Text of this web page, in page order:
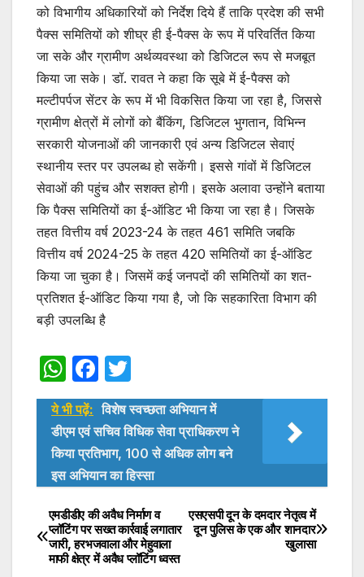
को विभागीय अधिकारियों को निर्देश दिये हैं ताकि प्रदेश की सभी
पैक्स समितियों को शीघ्र ही ई-पैक्स के रूप में परिवर्तित किया
जा सके और ग्रामीण अर्थव्यवस्था को डिजिटल रूप से मजबूत
किया जा सके। डॉ. रावत ने कहा कि सूबे में ई-पैक्स को
मल्टीपर्पज सेंटर के रूप में भी विकसित किया जा रहा है, जिससे
ग्रामीण क्षेत्रों में लोगों को बैंकिंग, डिजिटल भुगतान, विभिन्न
सरकारी योजनाओं की जानकारी एवं अन्य डिजिटल सेवाएं
स्थानीय स्तर पर उपलब्ध हो सकेंगी। इससे गांवों में डिजिटल
सेवाओं की पहुंच और सशक्त होगी। इसके अलावा उन्होंने बताया
कि पैक्स समितियों का ई-ऑडिट भी किया जा रहा है। जिसके
तहत वित्तीय वर्ष 2023-24 के तहत 461 समिति जबकि
वित्तीय वर्ष 2024-25 के तहत 420 समितियों का ई-ऑडिट
किया जा चुका है। जिसमें कई जनपदों की समितियों का शत-
प्रतिशत ई-ऑडिट किया गया है, जो कि सहकारिता विभाग की
बड़ी उपलब्धि है
W
h
at
s
A
p
p
F
a
c
e
b
o
o
k
w
itt
er
ये भी पढ़ें: विशेष स्वच्छता अभियान में
डीएम एवं सचिव विधिक सेवा प्राधिकरण ने
किया प्रतिभाग, 100 से अधिक लोग बने
इस अभियान का हिस्सा
Post
navigation
एसएसपी दून के दमदार नेतृत्व में
दून पुलिस के एक और शानदार
खुलासा
एमडीडीए की अवैध निर्माण व
प्लॉटिंग पर सख्त कार्रवाई लगातार
जारी, हरभजवाला और मेहुवाला
माफी क्षेत्र में अवैध प्लॉटिंग ध्वस्त